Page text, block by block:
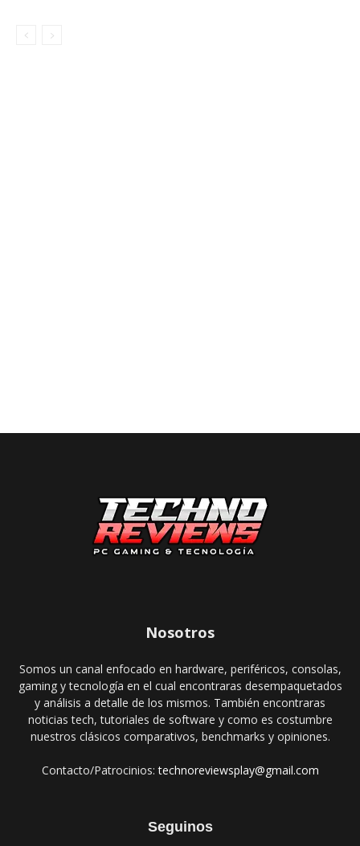
Nosotros
Somos un canal enfocado en hardware, periféricos, consolas,
gaming y tecnología en el cual encontraras desempaquetados
y análisis a detalle de los mismos. También encontraras
noticias tech, tutoriales de software y como es costumbre
nuestros clásicos comparativos, benchmarks y opiniones.
Contacto/Patrocinios:technoreviewsplay@gmail.com
Seguinos